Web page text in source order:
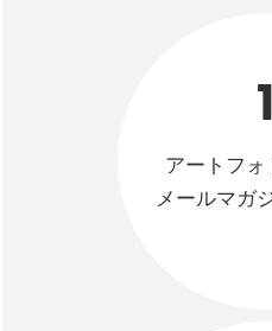
1
アートフォ
メールマガ